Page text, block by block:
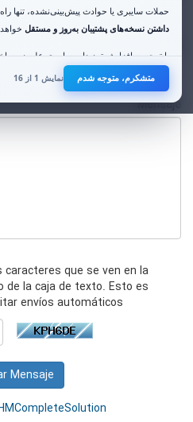
حملات سایبری یا حوادث پیش‌بینی‌نشده، تنها
داشتن نسخه‌های پشتیبان به‌روز و مستقل خواهد
با توجه به افزایش تهدیدات سایبری علیه
ماه‌های اخیر، رعایت این موضوع برای تمامی
است.
از همکاری و توجه شما صمیمانه سپاسگزاریم.
متشکرم، متوجه شدم نمایش 1 از 16
Mensaje
que se ven en la
de la caja de texto. Esto es
envíos automáticos.
Mensaje